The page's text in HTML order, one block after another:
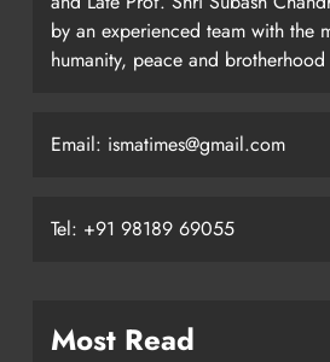
by an experienced team with the
humanity, peace and
Email: ismatimes@gmail.com
Tel: +91 98189 69055
Most Read